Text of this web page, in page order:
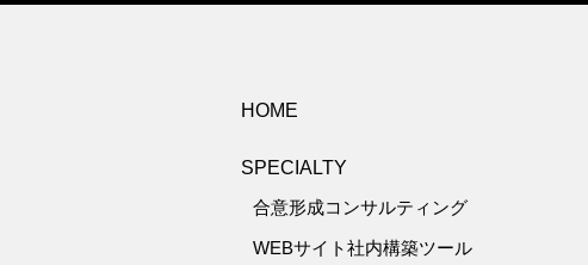
HOME
SPECIALTY
合意形成コンサルティング
WEBサイト社内構築ツール